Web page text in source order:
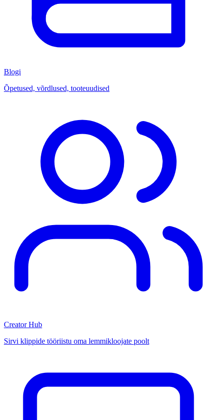
Blogi
Õpetused, võrdlused, tooteuudised
Creator Hub
Sirvi klippide tööriistu oma lemmikloojate poolt